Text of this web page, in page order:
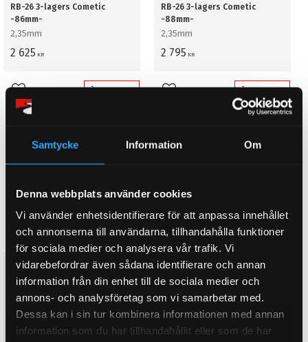
Samtycke Information Om
Denna webbplats använder cookies
Vi använder enhetsidentifierare för att anpassa innehållet
och annonserna till användarna, tillhandahålla funktioner
för sociala medier och analysera vår trafik. Vi
vidarebefordrar även sådana identifierare och annan
information från din enhet till de sociala medier och
annons- och analysföretag som vi samarbetar med.
Dessa kan i sin tur kombinera informationen med annan
information som du har tillhandahållit eller som de har
RB-26 3-lagers Cometic
-86mm-
2,35mm
2 625 KR
Add to favorites BUY
RB-26 3-lagers Cometic
-88mm-
2,35mm
2 795 KR
Add to favorites BUY
Topplockspackning Nissan
RB-26 3-lagers Cometic
1,30mm
2 695
Topplockspackning RB-26 3-
lagers Cometic -88mm-
1,78mm
2 795 KR